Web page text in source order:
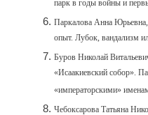
парк в годы войны и
Паркалова Анна
опыт. Лубок, вандализм
Буров Николай
«Исаакиевский собор».
«императорскими»
Чебоксарова Татьяна